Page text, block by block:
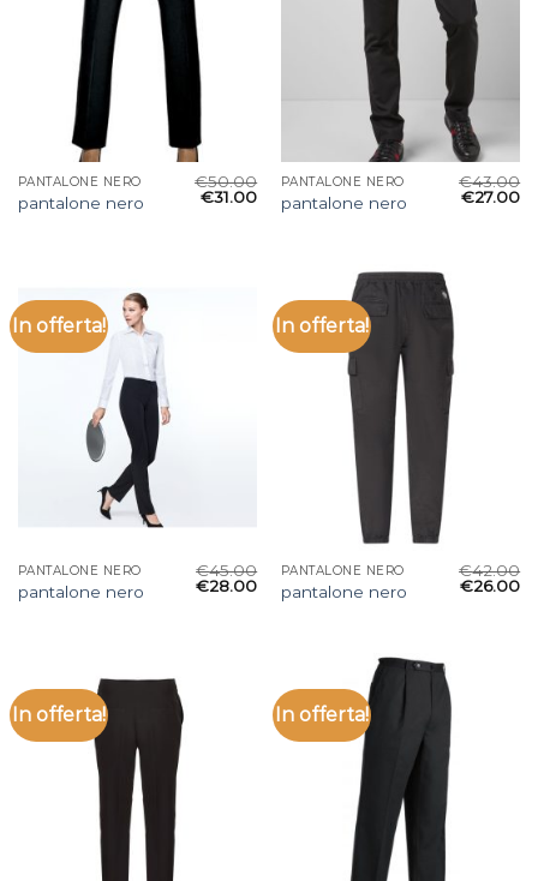
PANTALONE NERO
pantalone nero
€50.00
€31.00
PANTALONE NERO
pantalone nero
€43.00
€27.00
In offerta!
PANTALONE NERO
pantalone nero
€45.00
€28.00
In offerta!
PANTALONE NERO
pantalone nero
€42.00
€26.00
In offerta! In offerta!